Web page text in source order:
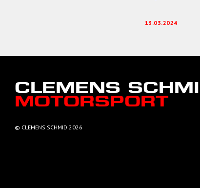
13.03.2024
CLEMENS
MOTORSPORT
© CLEMENS SCHMID 2026